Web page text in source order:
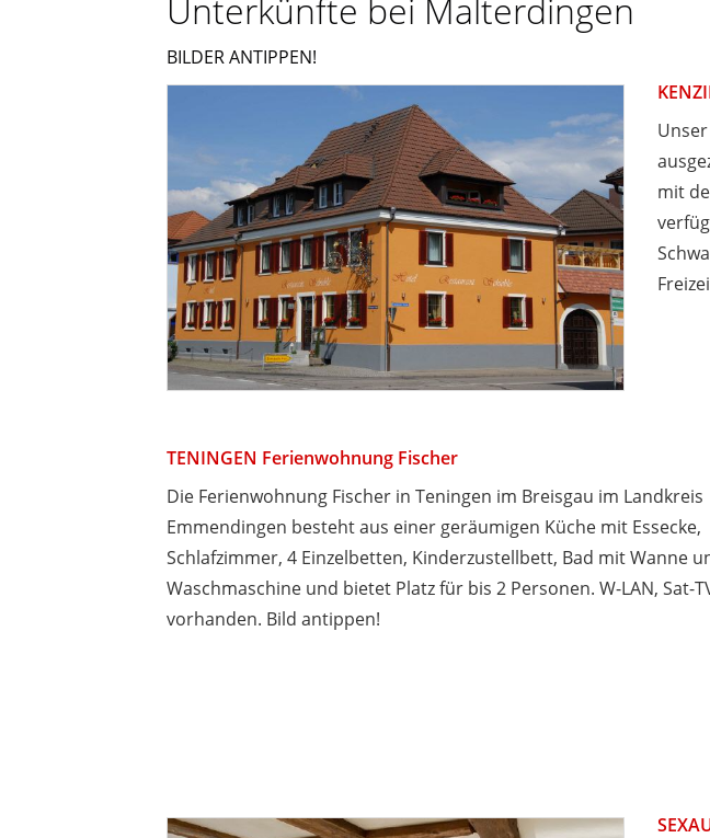
Unterkünfte bei Malterdingen
BILDER ANTIPPEN!
mit
TENINGEN Ferienwohnung Fischer
Die Ferienwohnung Fischer in Teningen im Breisgau im Landkreis
Emmendingen besteht aus einer geräumigen Küche mit Essecke,
Schlafzimmer, 4 Einzelbetten, Kinderzustellbett, Bad mit Wanne
Waschmaschine und bietet Platz für bis 2 Personen. W-LAN, Sat-
vorhanden. Bild antippen!